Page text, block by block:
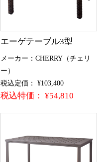
エーゲテーブル3型
メーカー：CHERRY（チェリ
ー）
税込定価： ¥103,400
税込特価： ¥54,810